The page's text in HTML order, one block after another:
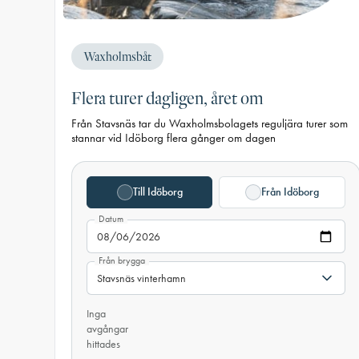
Waxholmsbåt
Flera turer dagligen, året om
Från Stavsnäs tar du Waxholmsbolagets reguljära turer som
stannar vid Idöborg flera gånger om dagen
Till Idöborg Från Idöborg
Datum
Från brygga
Inga
avgångar
hittades